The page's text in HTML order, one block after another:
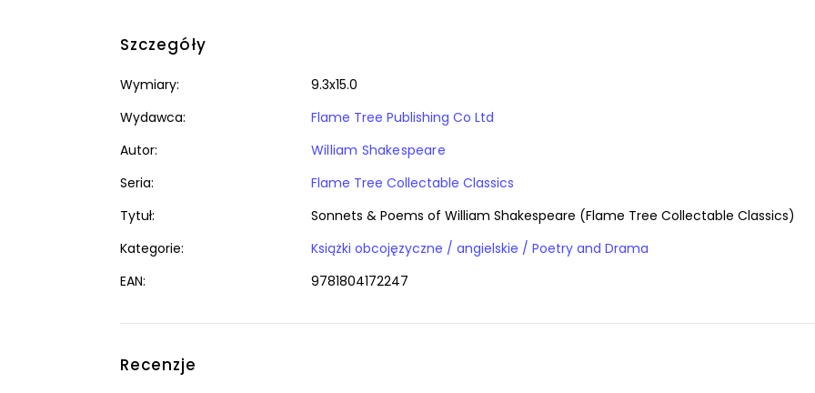
Szczegóły
Wymiary:
9.3x15.0
Wydawca:
Flame Tree Publishing Co Ltd
Autor:
William Shakespeare
Seria:
Flame Tree Collectable Classics
Tytuł:
Sonnets & Poems of William Shakespeare (Flame Tree Collectable Classics)
Kategorie:
Książki obcojęzyczne / angielskie / Poetry and Drama
EAN:
9781804172247
Recenzje